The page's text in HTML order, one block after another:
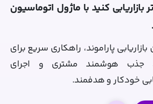
کنید با ماژول اتوماسیون
پاراموند، راهکاری سریع برای
جذب هوشمند مشتری و اجرای
خودکار و هدفمند.